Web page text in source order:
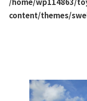
content/themes/
トイレの水漏れがあ